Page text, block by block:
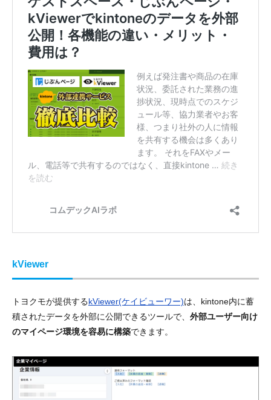
kViewer
トヨクモが提供するkViewer(ケイビューワー)は、kintone内に蓄
積されたデータを外部に公開できるツールで、 外部ユーザー向け
のマイページ環境を容易に構築できます。